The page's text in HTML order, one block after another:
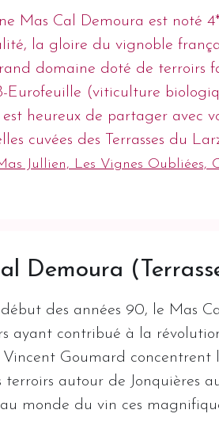
Mas Cal Demoura est noté
la gloire du vignoble
domaine doté de terroirs
Eurofeuille (viticulture
heureux de partager avec
cuvées des Terrasses du
Jullien, Les Vignes
Demoura
des années 90, le Mas
ayant contribué à la
Vincent Goumard
terroirs autour de Jonquières
monde du vin ces